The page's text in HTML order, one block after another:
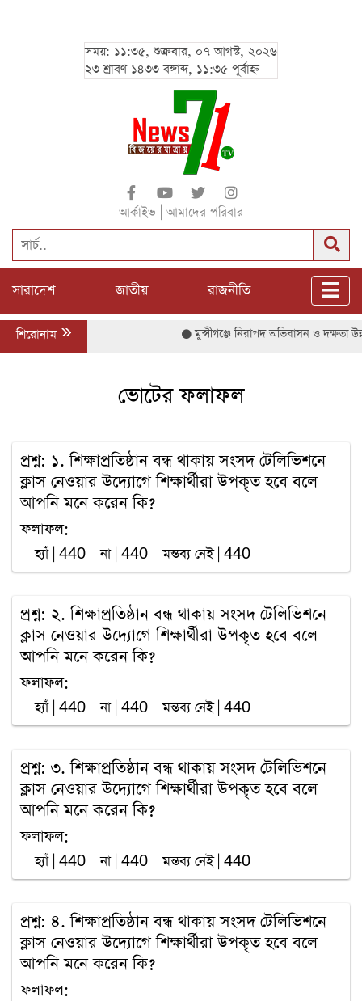
সময়: ১১:৩৫, শুক্রবার, ০৭ আগস্ট, ২০২৬
২৩ শ্রাবণ ১৪৩৩ বঙ্গাব্দ, ১১:৩৫ পূর্বাহ্ন
আর্কাইভ আমাদের পরিবার
সারাদেশ জাতীয় রাজনীতি
শিরোনাম মুন্সীগঞ্জে নিরাপদ অভিবাসন ও দক্ষতা
ভোটের ফলাফল
প্রশ্ন: ১. শিক্ষাপ্রতিষ্ঠান বন্ধ থাকায় সংসদ টেলিভিশনে
ক্লাস নেওয়ার উদ্যোগে শিক্ষার্থীরা উপকৃত হবে বলে
আপনি মনে করেন কি?
ফলাফল:
হ্যাঁ | 440 না | 440 মন্তব্য নেই | 440
প্রশ্ন: ২. শিক্ষাপ্রতিষ্ঠান বন্ধ থাকায় সংসদ টেলিভিশনে
ক্লাস নেওয়ার উদ্যোগে শিক্ষার্থীরা উপকৃত হবে বলে
আপনি মনে করেন কি?
ফলাফল:
হ্যাঁ | 440 না | 440 মন্তব্য নেই | 440
প্রশ্ন: ৩. শিক্ষাপ্রতিষ্ঠান বন্ধ থাকায় সংসদ টেলিভিশনে
ক্লাস নেওয়ার উদ্যোগে শিক্ষার্থীরা উপকৃত হবে বলে
আপনি মনে করেন কি?
ফলাফল:
হ্যাঁ | 440 না | 440 মন্তব্য নেই | 440
প্রশ্ন: ৪. শিক্ষাপ্রতিষ্ঠান বন্ধ থাকায় সংসদ টেলিভিশনে
ক্লাস নেওয়ার উদ্যোগে শিক্ষার্থীরা উপকৃত হবে বলে
আপনি মনে করেন কি?
ফলাফল: